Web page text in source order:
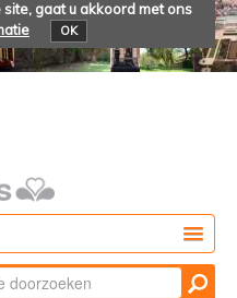
gaat u akkoord met ons
OK